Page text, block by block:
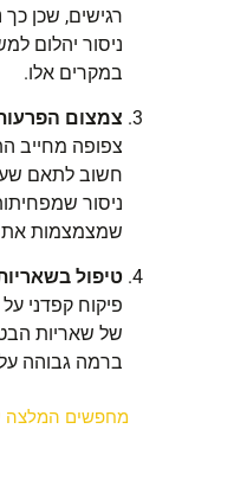
רגישים, שכן כך
ניסור יהלום
במקרים אלו.
צמצום
צפופה מחייב
חשוב לתאם
ניסור
שמצמצמות את
טיפול
פיקוח קפדני על
של שאריות
ברמה גבוהה
מחפשים המלצה